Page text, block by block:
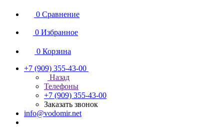
0 Сравнение
0 Избранное
0 Корзина
+7 (909) 355-43-00
Назад
Телефоны
+7 (909) 355-43-00
Заказать звонок
info@vodomir.net